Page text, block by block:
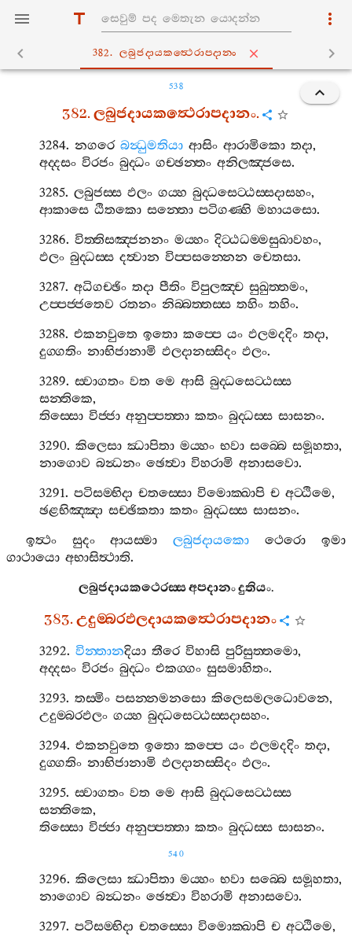
382. ලබුජදායකත්‍ථෙරාපදානං
538
382.ලබුජදායකත්‍ථෙරාපදානං.
3284.නගරෙ බන්‍ධුමතියා ආසිං ආරාමිකො තදා,
අද‍්දසං විරජං බුද‍්ධං ගච‍්ඡන‍්තං අනිලඤ‍්ජසෙ.
3285.ලබුජස‍්ස ඵලං ගය‍්හ බුද‍්ධසෙට‍්ඨස‍්සදාසහං,
ආකාසෙ ඨිතකො සන‍්තො පටිගණ‍්හි මහායසො.
3286.විත‍්තිසඤ‍්ජනනං මය‍්හං දිට‍්ඨධම‍්මසුඛාවහං,
ඵලං බුද‍්ධස‍්ස දත්‍වාන විප‍්පසන‍්නෙන චෙතසා.
3287.අධිගච‍්ඡිං තදා පීතිං විපුලඤ‍්ච සුඛුත‍්තමං,
උප‍්පජ‍්ජතෙව රතනං නිබ‍්බත‍්තස‍්ස තහිං තහිං.
3288.එකනවුතෙ ඉතො කප‍්පෙ යං ඵලමදදිං තදා,
දුග‍්ගතිං නාභිජානාමි ඵලදානස‍්සිදං ඵලං.
3289.ස‍්වාගතං වත මෙ ආසි බුද‍්ධසෙට‍්ඨස‍්ස
සන‍්තිකෙ,
තිස‍්සො විජ‍්ජා අනුප‍්පත‍්තා කතං බුද‍්ධස‍්ස සාසනං.
3290.කිලෙසා ඣාපිතා මය‍්හං භවා සබ‍්බෙ සමූහතා,
නාගොව බන්‍ධනං ඡෙත්‍වා විහරාමි අනාසවො.
3291.පටිසම‍්භිදා චතස‍්සො විමොක‍්ඛාපි ච අට‍්ඨිමෙ,
ඡළභිඤ‍්ඤා සච‍්ඡිකතා කතං බුද‍්ධස‍්ස සාසනං.
ඉත්‍ථං
සුදං ආයස‍්මා ලබුජදායකො ථෙරො
ඉමා
ගාථායො අභාසිත්‍ථාති.
ලබුජදායකථෙරස‍්සඅපදානංදුතියං.
383.උදුම‍්බරඵලදායකත්‍ථෙරාපදානං
3292.වින‍්තානදියා තීරෙ විහාසි පුරිසුත‍්තමො,
අද‍්දසං විරජං බුද‍්ධං එකග‍්ගං සුසමාහිතං.
3293.තස‍්මිං පසන‍්නමනසො කිලෙසමලධොවනෙ,
උදුම‍්බරඵලං ගය‍්හ බුද‍්ධසෙට‍්ඨස‍්සදාසහං.
3294.එකනවුතෙ ඉතො කප‍්පෙ යං ඵලමදදිං තදා,
දුග‍්ගතිං නාභිජානාමි ඵලදානස‍්සිදං ඵලං.
3295.ස‍්වාගතං වත මෙ ආසි බුද‍්ධසෙට‍්ඨස‍්ස
සන‍්තිකෙ,
තිස‍්සො විජ‍්ජා අනුප‍්පත‍්තා කතං බුද‍්ධස‍්ස සාසනං.
540
3296.කිලෙසා ඣාපිතා මය‍්හං භවා සබ‍්බෙ සමූහතා,
නාගොව බන්‍ධනං ඡෙත්‍වා විහරාමි අනාසවො.
3297.පටිසම‍්භිදා චතස‍්සො විමොක‍්ඛාපි ච අට‍්ඨිමෙ,